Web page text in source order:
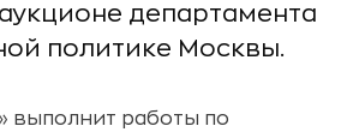
департамента
политике Москвы.
выполнит работы по